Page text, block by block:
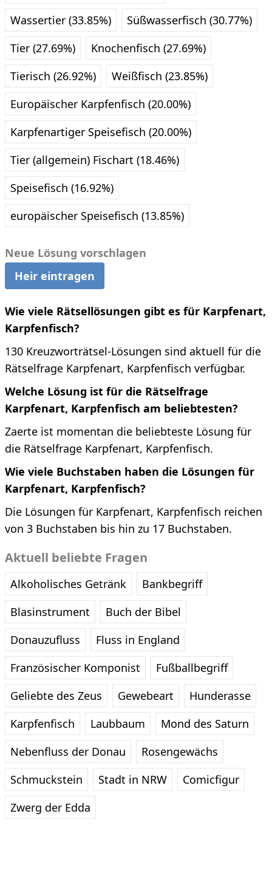
Wassertier (33.85%)
Süßwasserfisch (30.77%)
Tier (27.69%)
Knochenfisch (27.69%)
Tierisch (26.92%)
Weißfisch (23.85%)
Europäischer Karpfenfisch (20.00%)
Karpfenartiger Speisefisch (20.00%)
Tier (allgemein) Fischart (18.46%)
Speisefisch (16.92%)
europäischer Speisefisch (13.85%)
Neue Lösung vorschlagen
Heir eintragen
Wie viele Rätsellösungen gibt es für Karpfenart,
Karpfenfisch?
130 Kreuzworträtsel-Lösungen sind aktuell für die
Rätselfrage Karpfenart, Karpfenfisch verfügbar.
Welche Lösung ist für die Rätselfrage
Karpfenart, Karpfenfisch am beliebtesten?
Zaerte ist momentan die beliebteste Lösung für
die Rätselfrage Karpfenart, Karpfenfisch.
Wie viele Buchstaben haben die Lösungen für
Karpfenart, Karpfenfisch?
Die Lösungen für Karpfenart, Karpfenfisch reichen
von 3 Buchstaben bis hin zu 17 Buchstaben.
Aktuell beliebte Fragen
Alkoholisches Getränk
Bankbegriff
Blasinstrument
Buch der Bibel
Donauzufluss
Fluss in England
Französischer Komponist
Fußballbegriff
Geliebte des Zeus
Gewebeart
Hunderasse
Karpfenfisch
Laubbaum
Mond des Saturn
Nebenfluss der Donau
Rosengewächs
Schmuckstein
Stadt in NRW
Comicfigur
Zwerg der Edda